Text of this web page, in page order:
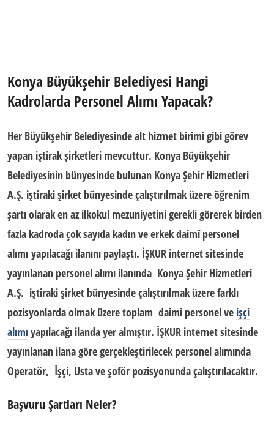
Konya Büyükşehir Belediyesi Hangi
Kadrolarda Personel Alımı Yapacak?
Her Büyükşehir Belediyesinde alt hizmet birimi gibi görev
yapan iştirak şirketleri mevcuttur. Konya Büyükşehir
Belediyesinin bünyesinde bulunan Konya Şehir Hizmetleri
A.Ş. iştiraki şirket bünyesinde çalıştırılmak üzere öğrenim
şartı olarak en az ilkokul mezuniyetini gerekli görerek birden
fazla kadroda çok sayıda kadın ve erkek daimîpersonel
alımı yapılacağı ilanını paylaştı. İŞKUR internet sitesinde
yayınlanan personel alımı ilanında Konya Şehir Hizmetleri
A.Ş. iştiraki şirket bünyesinde çalıştırılmak üzere farklı
pozisyonlarda olmak üzere toplam daimi personel ve işçi
alımıyapılacağı ilanda yer almıştır. İŞKUR internet sitesinde
yayınlanan ilana göre gerçekleştirilecek personel alımında
Operatör, İşçi, Usta ve şoför pozisyonunda çalıştırılacaktır.
Başvuru Şartları Neler?